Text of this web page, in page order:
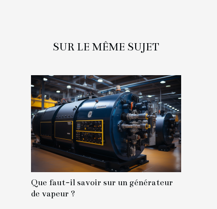
SUR LE MÊME SUJET
Que faut-il savoir sur un générateur
de vapeur ?